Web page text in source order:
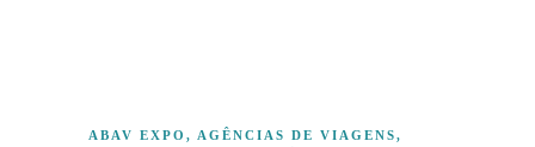
ABAV EXPO , AGÊNCIAS DE VIAGENS,